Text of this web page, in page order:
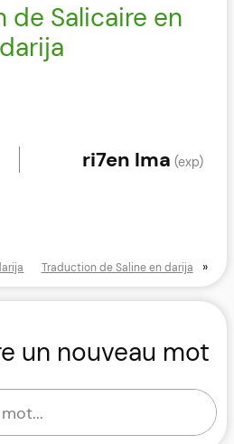
de Salicaire en
darija
ri7en lma (exp)
Traduction de Saline en darija »
un nouveau mot